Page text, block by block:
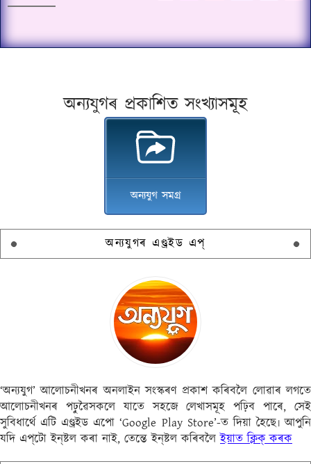
অন্যযুগৰ প্ৰকাশিত সংখ্যাসমূহ
অন্যযুগ সমগ্ৰ
অন্যযুগৰ এণ্ড্ৰইড এপ্
‘অন্যযুগ’ আলোচনীখনৰ অনলাইন সংস্কৰণ প্ৰকাশ কৰিবলৈ লোৱাৰ লগতে
আলোচনীখনৰ পঢ়ুৱৈসকলে যাতে সহজে লেখাসমূহ পঢ়িব পাৰে, সেই
সুবিধাৰ্থে এটি এণ্ড্ৰইড এপো ‘Google Play Store’-ত দিয়া হৈছে৷ আপুনি
যদি এপ্‌টো ইন্‌ষ্টল কৰা নাই, তেন্তে ইন্‌ষ্টল কৰিবলৈইয়াত ক্লিক্ কৰক